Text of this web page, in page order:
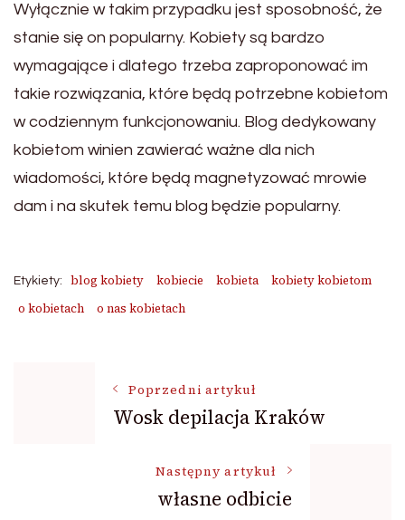
Wyłącznie w takim przypadku jest sposobność, że
stanie się on popularny. Kobiety są bardzo
wymagające i dlatego trzeba zaproponować im
takie rozwiązania, które będą potrzebne kobietom
w codziennym funkcjonowaniu. Blog dedykowany
kobietom winien zawierać ważne dla nich
wiadomości, które będą magnetyzować mrowie
dam i na skutek temu blog będzie popularny.
Etykiety: blog kobiety kobiecie kobieta
kobiety kobietom
o kobietach
o nas kobietach
NawigacjaPoprzedni artykuł
Wosk depilacja Kraków
Następny artykuł
własne odbicie